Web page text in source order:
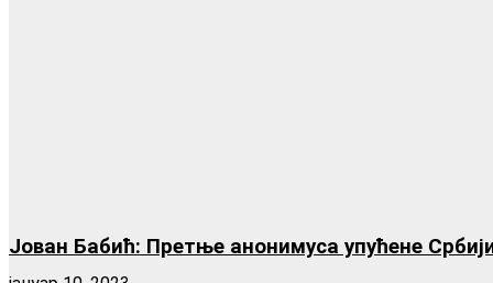
Јован Бабић: Претње анонимуса упућене